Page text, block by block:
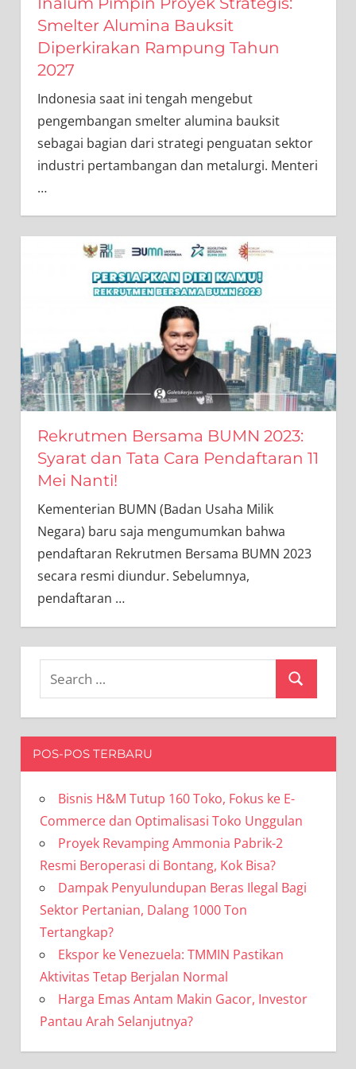
Smelter Alumina Bauksit
Diperkirakan Rampung Tahun
2027
Indonesia saat ini tengah mengebut
pengembangan smelter alumina bauksit
sebagai bagian dari strategi penguatan sektor
industri pertambangan dan metalurgi. Menteri
…
Rekrutmen Bersama BUMN 2023:
Syarat dan Tata Cara Pendaftaran 11
Mei Nanti!
Kementerian BUMN (Badan Usaha Milik
Negara) baru saja mengumumkan bahwa
pendaftaran Rekrutmen Bersama BUMN 2023
secara resmi diundur. Sebelumnya,
pendaftaran …
Search
POS-POS TERBARU
Bisnis H&M Tutup 160 Toko, Fokus ke E-
Commerce dan Optimalisasi Toko Unggulan
Proyek Revamping Ammonia Pabrik-2
Resmi Beroperasi di Bontang, Kok Bisa?
Dampak Penyulundupan Beras Ilegal Bagi
Sektor Pertanian, Dalang 1000 Ton
Tertangkap?
Ekspor ke Venezuela: TMMIN Pastikan
Aktivitas Tetap Berjalan Normal
Harga Emas Antam Makin Gacor, Investor
Pantau Arah Selanjutnya?